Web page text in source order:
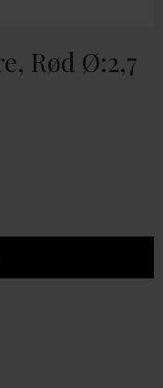
Rød Ø:2,7